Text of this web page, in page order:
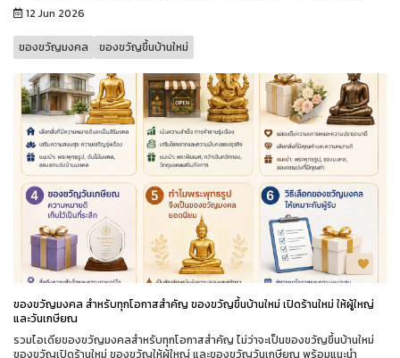
12 Jun 2026
ของขวัญมงคล ของขวัญขึ้นบ้านใหม่
ของขวัญมงคล สำหรับทุกโอกาสสำคัญ ของขวัญขึ้นบ้านใหม่ เปิดร้านใหม่ ให้ผู้ใหญ่
และวันเกษียณ
รวมไอเดียของขวัญมงคลสำหรับทุกโอกาสสำคัญ ไม่ว่าจะเป็นของขวัญขึ้นบ้านใหม่
ของขวัญเปิดร้านใหม่ ของขวัญให้ผู้ใหญ่ และของขวัญวันเกษียณ พร้อมแนะนำ